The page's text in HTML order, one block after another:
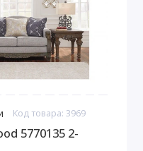
Код товара: 3969
2-